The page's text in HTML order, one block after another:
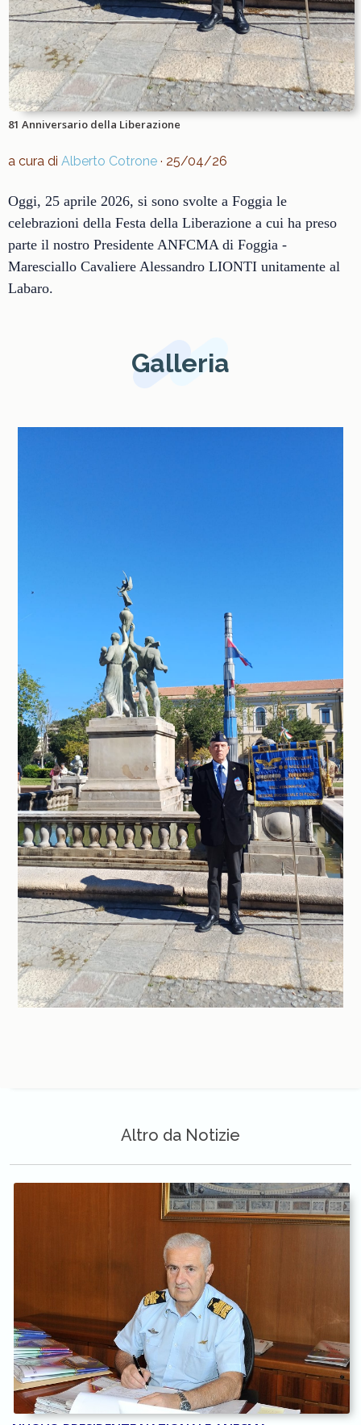
81 Anniversario della Liberazione
a cura di Alberto Cotrone· 25/04/26
Oggi, 25 aprile 2026, si sono svolte a Foggia le
celebrazioni della Festa della Liberazione a cui ha preso
parte il nostro Presidente ANFCMA di Foggia -
Maresciallo Cavaliere Alessandro LIONTI unitamente al
Labaro.
Galleria
Altro da Notizie